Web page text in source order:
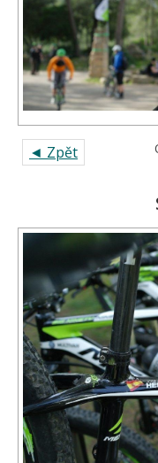
◄ Zpět